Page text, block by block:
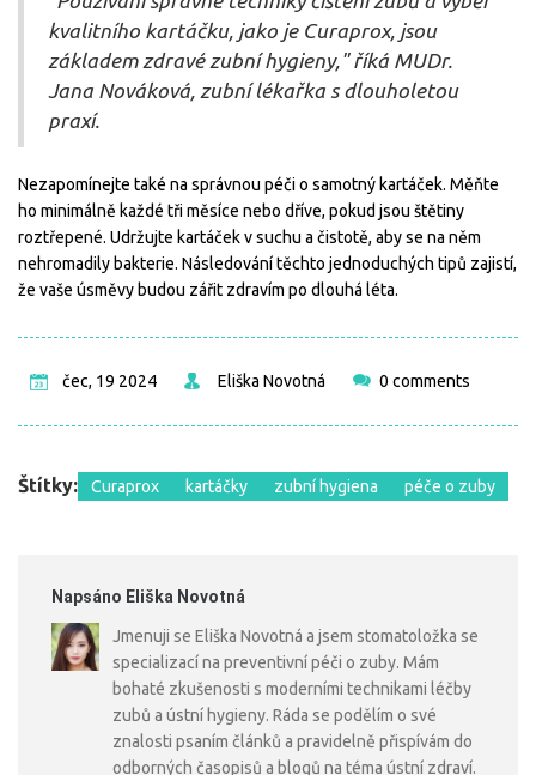
kvalitního kartáčku, jako je Curaprox, jsou
základem zdravé zubní hygieny," říká MUDr.
Jana Nováková, zubní lékařka s dlouholetou
praxí.
Nezapomínejte také na správnou péči o samotný kartáček. Měňte
ho minimálně každé tři měsíce nebo dříve, pokud jsou štětiny
roztřepené. Udržujte kartáček v suchu a čistotě, aby se na něm
nehromadily bakterie. Následování těchto jednoduchých tipů zajistí,
že vaše úsměvy budou zářit zdravím po dlouhá léta.
čec, 19 2024 Eliška Novotná 0 comments
Štítky: Curaprox kartáčky zubní hygiena péče o zuby
Napsáno Eliška Novotná
Jmenuji se Eliška Novotná a jsem stomatoložka se
specializací na preventivní péči o zuby. Mám
bohaté zkušenosti s moderními technikami léčby
zubů a ústní hygieny. Ráda se podělím o své
znalosti psaním článků a pravidelně přispívám do
odborných časopisů a blogů na téma ústní zdraví.